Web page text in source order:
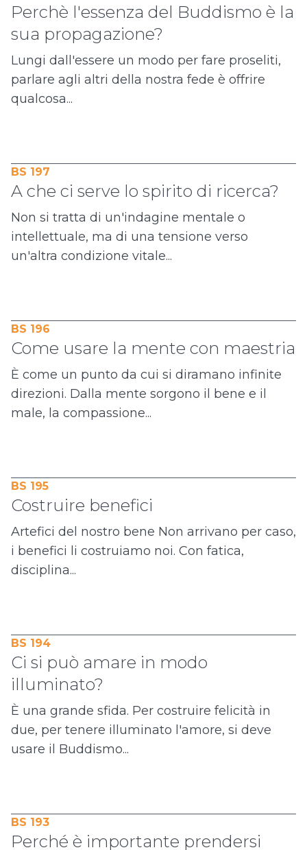
Perchè l'essenza del Buddismo è la
sua propagazione?
Lungi dall'essere un modo per fare proseliti,
parlare agli altri della nostra fede è offrire
qualcosa...
BS 197
A che ci serve lo spirito di ricerca?
Non si tratta di un'indagine mentale o
intellettuale, ma di una tensione verso
un'altra condizione vitale...
BS 196
Come usare la mente con maestria
È come un punto da cui si diramano infinite
direzioni. Dalla mente sorgono il bene e il
male, la compassione...
BS 195
Costruire benefici
Artefici del nostro bene Non arrivano per caso,
i benefici li costruiamo noi. Con fatica,
disciplina...
BS 194
Ci si può amare in modo
illuminato?
È una grande sfida. Per costruire felicità in
due, per tenere illuminato l'amore, si deve
usare il Buddismo...
BS 193
Perché è importante prendersi